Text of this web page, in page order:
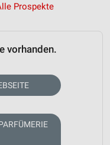
Prospekte
vorhanden.